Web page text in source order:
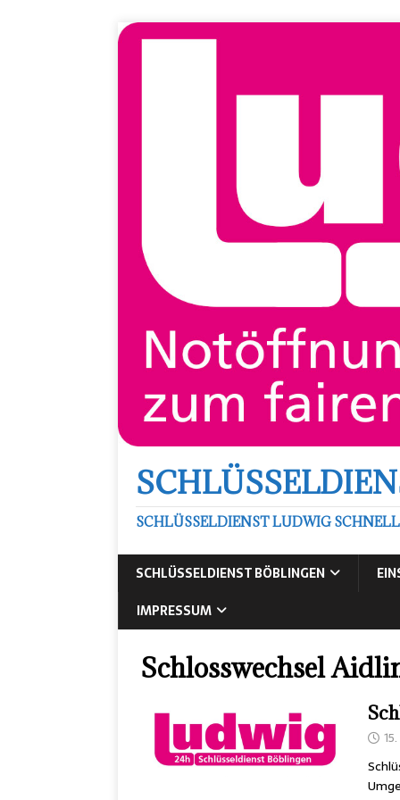
SCHLÜSSELDIENST LUDWIG
SCHLÜSSELDIENST BÖBLINGEN
IMPRESSUM
Schlosswechsel